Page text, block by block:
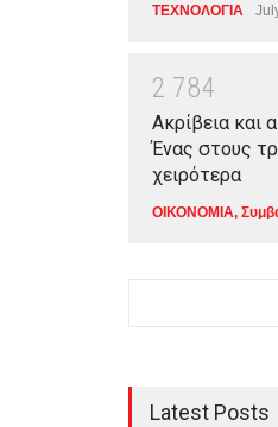
ΤΕΧΝΟΛΟΓΙΑ
2 784
Ακρίβεια και
Ένας στους
χειρότερα
ΟΙΚΟΝΟΜΙΑ,
Latest Posts